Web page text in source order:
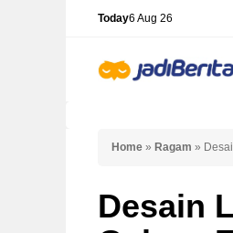
Today6 Aug 26
Home » Ragam »
Desain